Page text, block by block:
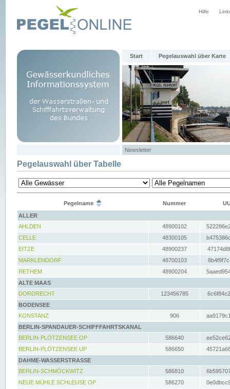
Hilfe
Start Pegelauswahl über Karte
Newsletter
Pegelauswahl über Tabelle
Pegelname Nummer
ALLER
AHLDEN
48900102
CELLE
48300105
EITZE
48900237
MARKLENDORF
48700103
RETHEM
48900204
ALTE MAAS
DORDRECHT
123456785
BODENSEE
KONSTANZ
906
BERLIN-SPANDAUER-SCHIFFFAHRTSKANAL
BERLIN-PLÖTZENSEE OP
586640
BERLIN-PLÖTZENSEE UP
586650
DAHME-WASSERSTRASSE
BERLIN-SCHMÖCKWITZ
586810
NEUE MÜHLE SCHLEUSE OP
586270